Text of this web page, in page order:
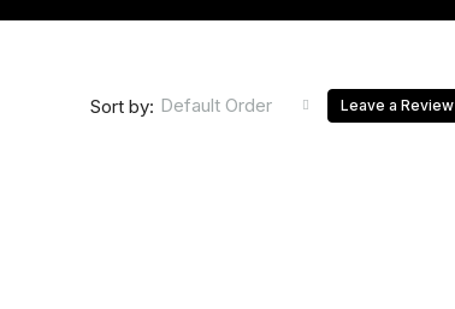
Sort by: Default Order Leave a Review